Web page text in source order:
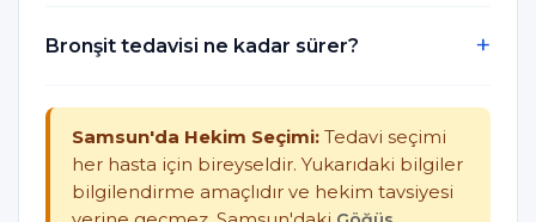
Bronşit tedavisi ne kadar sürer?
Samsun'da Hekim Seçimi: Tedavi seçimi
her hasta için bireyseldir. Yukarıdaki bilgiler
bilgilendirme amaçlıdır ve hekim tavsiyesi